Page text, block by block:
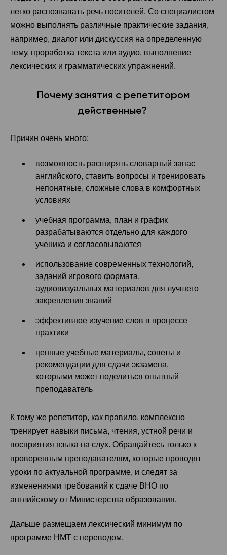
легко распознавать речь носителей. Со специалистом
можно выполнять различные практические задания,
например, диалог или дискуссия на определенную
тему, проработка текста или аудио, выполнение
лексических и грамматических упражнений.
Почему занятия с репетитором
действенные?
Причин очень много:
возможность расширять словарный запас
английского, ставить вопросы и тренировать
непонятные, сложные слова в комфортных
условиях
учебная программа, план и график
разрабатываются отдельно для каждого
ученика и согласовываются
использование современных технологий,
заданий игрового формата,
аудиовизуальных материалов для лучшего
закрепления знаний
эффективное изучение слов в процессе
практики
ценные учебные материалы, советы и
рекомендации для сдачи экзамена,
которыми может поделиться опытный
преподаватель
К тому же репетитор, как правило, комплексно
тренирует навыки письма, чтения, устной речи и
восприятия языка на слух. Обращайтесь только к
проверенным преподавателям, которые проводят
уроки по актуальной программе, и следят за
изменениями требований к сдаче ВНО по
английскому от Министерства образования.
Дальше размещаем лексический минимум по
программе НМТ с переводом.